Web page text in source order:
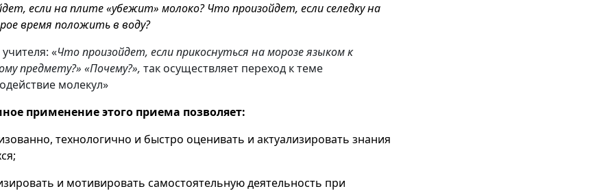
если на плите «убежит» молоко? Что произойдет, если селедку на
время положить в воду?
«Что произойдет, если прикоснуться на морозе языком к
предмету?» «Почему?», так осуществляет переход к теме
молекул»
применение этого приема позволяет:
технологично и быстро оценивать и актуализировать знания
и мотивировать самостоятельную деятельность при